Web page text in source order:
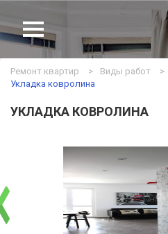
ТИП РЕМОНТА
КОЛИЧЕСТВО
ТИП ПОМЕЩЕНИЯ
ТИП КВАРТИРЫ
ДИЗАЙН
Ремонт квартир Виды работ
Укладка ковролина
УКЛАДКА КОВРОЛИНА